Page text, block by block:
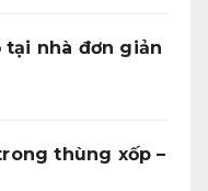
nhà đơn giản
thùng xốp –